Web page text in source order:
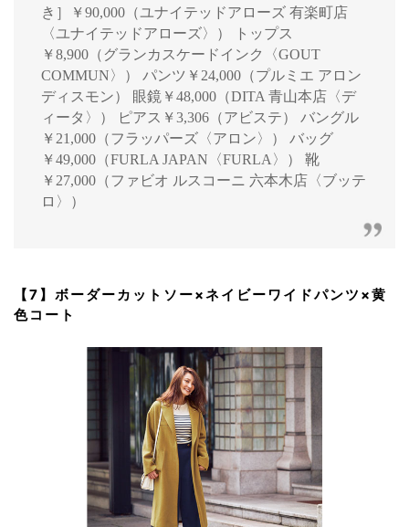
き］￥90,000（ユナイテッドアローズ 有楽町店
〈ユナイテッドアローズ〉） トップス
￥8,900（グランカスケードインク〈GOUT
COMMUN〉） パンツ￥24,000（プルミエ アロン
ディスモン） 眼鏡￥48,000（DITA 青山本店〈デ
ィータ〉） ピアス￥3,306（アビステ） バングル
￥21,000（フラッパーズ〈アロン〉） バッグ
￥49,000（FURLA JAPAN〈FURLA〉） 靴
￥27,000（ファビオ ルスコーニ 六本木店〈ブッテ
ロ〉）
【7】ボーダーカットソー×ネイビーワイドパンツ×黄
色コート